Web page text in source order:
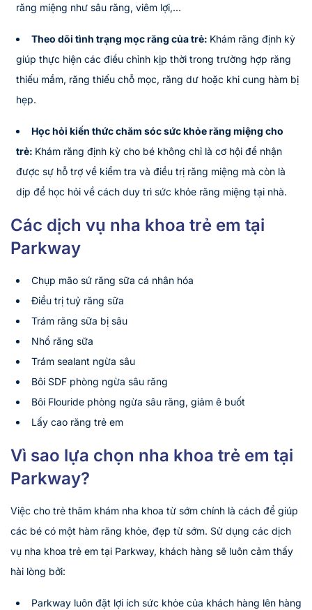
răng miệng như sâu răng, viêm lợi,…
Theo dõi tình trạng mọc răng của trẻ: Khám răng định kỳ
giúp thực hiện các điều chỉnh kịp thời trong trường hợp răng
thiếu mầm, răng thiếu chỗ mọc, răng dư hoặc khi cung hàm bị
hẹp.
Học hỏi kiến thức chăm sóc sức khỏe răng miệng cho
trẻ: Khám răng định kỳ cho bé không chỉ là cơ hội để nhận
được sự hỗ trợ về kiểm tra và điều trị răng miệng mà còn là
dịp để học hỏi về cách duy trì sức khỏe răng miệng tại nhà.
Các dịch vụ nha khoa trẻ em tại
Parkway
Chụp mão sứ răng sữa cá nhân hóa
Điều trị tuỷ răng sữa
Trám răng sữa bị sâu
Nhổ răng sữa
Trám sealant ngừa sâu
Bôi SDF phòng ngừa sâu răng
Bôi Flouride phòng ngừa sâu răng, giảm ê buốt
Lấy cao răng trẻ em
Vì sao lựa chọn nha khoa trẻ em tại
Parkway?
Việc cho trẻ thăm khám nha khoa từ sớm chính là cách để giúp
các bé có một hàm răng khỏe, đẹp từ sớm. Sử dụng các dịch
vụ nha khoa trẻ em tại Parkway, khách hàng sẽ luôn cảm thấy
hài lòng bởi:
Parkway luôn đặt lợi ích sức khỏe của khách hàng lên hàng